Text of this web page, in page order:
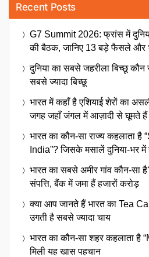
Recent Posts
G7 Summit 2026: फ्रांस में
की बैठक, जानिए 13 बड़े फैसले और
दुनिया का सबसे जहरीला बिच्छू कौन
सबसे ज्यादा बिच्छू
भारत में कहाँ है एशियाई शेरों का
जगह जहाँ जंगल में आज़ादी से घूमते
भारत का कौन-सा राज्य कहलाता
India”? जिसके मसालें दुनिया-भर में
भारत का सबसे अमीर गांव कौन-सा
संपत्ति, बैंक में जमा हैं हजारों करोड़
क्या आप जानते हैं भारत का Tea
उगती है सबसे ज्यादा चाय
भारत का कौन-सा शहर कहलाता है
मिली यह खास पहचान